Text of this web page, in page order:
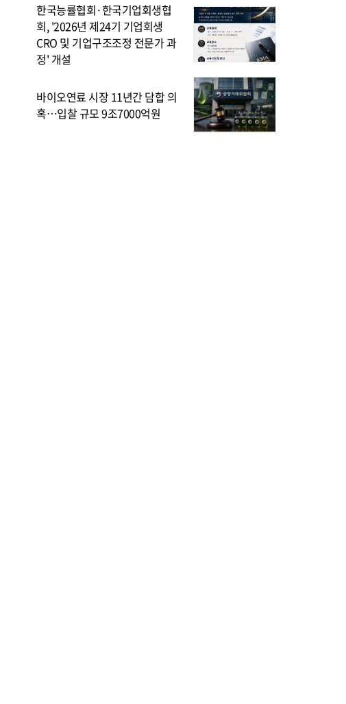
한국능률협회·한국기업회생협
회, '2026년 제24기 기업회생
CRO 및 기업구조조정 전문가 과
정' 개설
바이오연료 시장 11년간 담합 의
혹…입찰 규모 9조7000억원